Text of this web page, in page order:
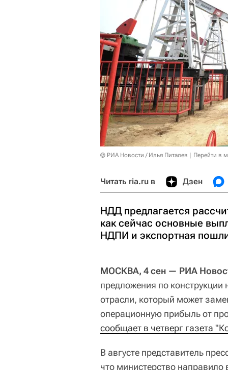
© РИА Новости / Илья Питалев Перейти в
Читать ria.ru в Дзен
НДД предлагается
как сейчас основные
НДПИ и экспортная
МОСКВА, 4 сен — РИА
предложения по
отрасли, который может
операционную прибыль от
сообщает в четверг газета
В августе представитель
что министерство